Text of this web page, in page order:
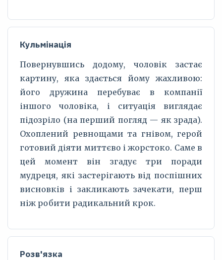
Кульмінація
Повернувшись додому, чоловік застає
картину, яка здається йому жахливою:
його дружина перебуває в компанії
іншого чоловіка, і ситуація виглядає
підозріло (на перший погляд — як зрада).
Охоплений ревнощами та гнівом, герой
готовий діяти миттєво і жорстоко. Саме в
цей момент він згадує три поради
мудреця, які застерігають від поспішних
висновків і закликають зачекати, перш
ніж робити радикальний крок.
Розв'язка